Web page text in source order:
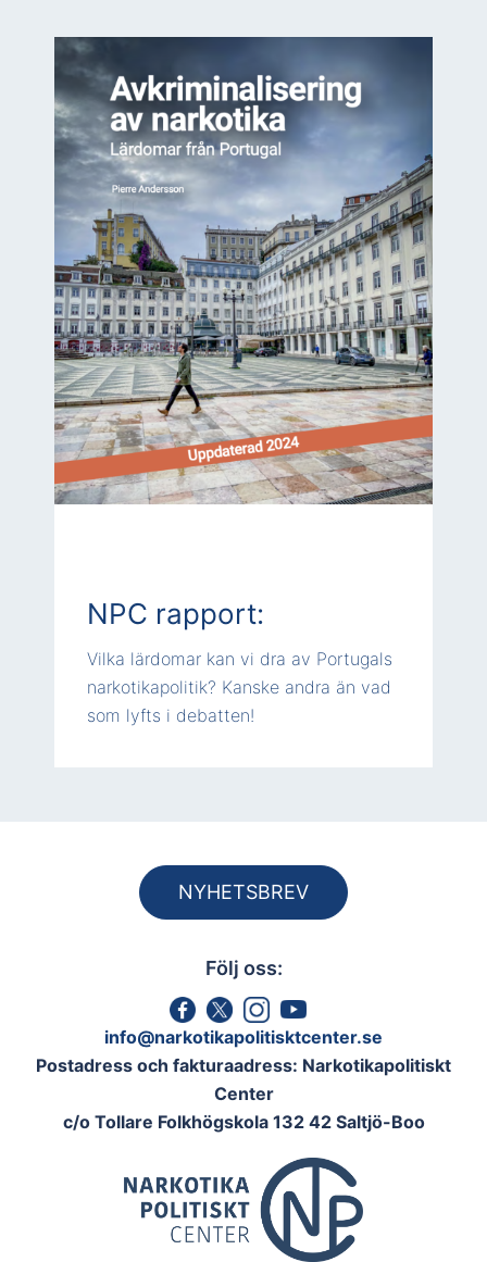
NPC rapport:
Vilka lärdomar kan vi dra av Portugals
narkotikapolitik? Kanske andra än vad
som lyfts i debatten!
NYHETSBREV
Följ oss:
info@narkotikapolitisktcenter.se
Postadress och fakturaadress: Narkotikapolitiskt
Center
c/o Tollare Folkhögskola 132 42 Saltjö-Boo